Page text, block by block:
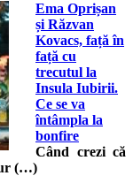
Ema Oprișan
și Răzvan
Kovacs, față în
față cu
trecutul la
Insula Iubirii.
Ce se va
întâmpla la
bonfire
Când crezi că
(…)